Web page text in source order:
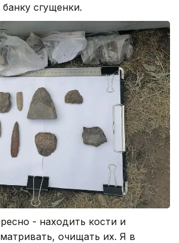
сгущенки.
- находить кости и
очищать их. Я в